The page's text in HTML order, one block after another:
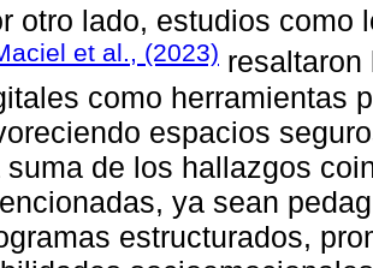
otro lado, estudios como
et al., (2023)
como herramientas
espacios
suma de los hallazgos
ya sean
estructurados,